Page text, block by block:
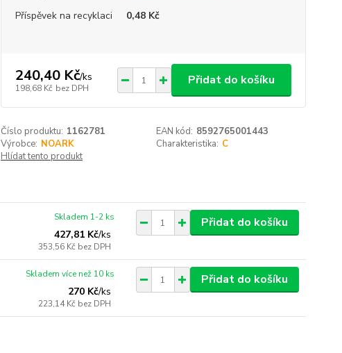
Příspěvek na recyklaci
0,48 Kč
240,40 Kč/ks
198,68 Kč bez DPH
Přidat do košíku
Číslo produktu: 1162781 EAN kód: 8592765001443
Výrobce: NOARK Charakteristika: C
Hlídat tento produkt
427,81 Kč/ks
353,56 Kč bez DPH
Skladem 1-2 ks Přidat do košíku
270 Kč/ks
223,14 Kč bez DPH
Skladem více než 10 ks Přidat do košíku